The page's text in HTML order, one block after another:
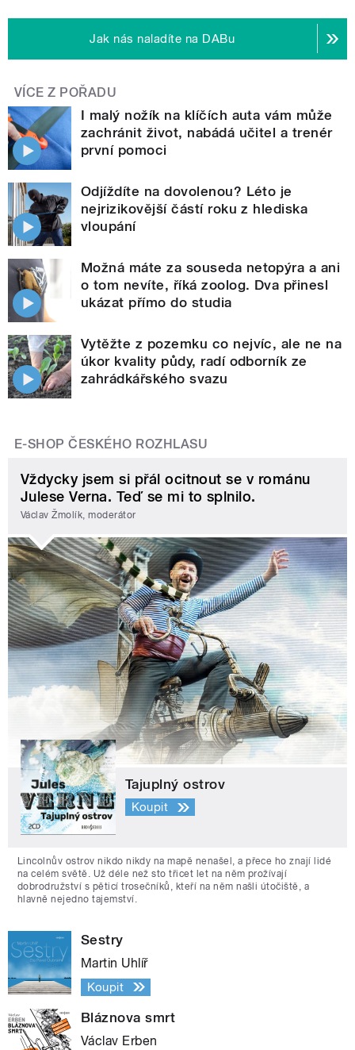
Jak nás naladíte na DABu
VÍCE Z POŘADU
I malý nožík na klíčích auta vám může
zachránit život, nabádá učitel a trenér
první pomoci
Odjíždíte na dovolenou? Léto je
nejrizikovější částí roku z hlediska
vloupání
Možná máte za souseda netopýra a ani
o tom nevíte, říká zoolog. Dva přinesl
ukázat přímo do studia
Vytěžte z pozemku co nejvíc, ale ne na
úkor kvality půdy, radí odborník ze
zahrádkářského svazu
E-SHOP ČESKÉHO ROZHLASU
Vždycky jsem si přál ocitnout se v románu
Julese Verna. Teď se mi to splnilo.
Václav Žmolík, moderátor
Tajuplný ostrov
Koupit
Lincolnův ostrov nikdo nikdy na mapě nenašel, a přece ho znají lidé
na celém světě. Už déle než sto třicet let na něm prožívají
dobrodružství s pěticí trosečníků, kteří na něm našli útočiště, a
hlavně nejedno tajemství.
Sestry
Martin Uhlíř
Koupit
Bláznova smrt
Václav Erben